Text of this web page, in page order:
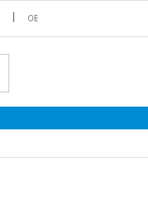
OBCHODNÍ PODMÍNKY